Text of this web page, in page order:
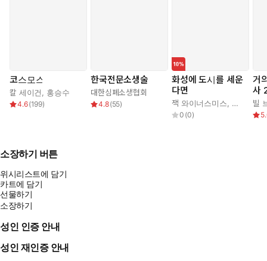
코스모스
칼 세이건 홍승수
4.6(199)
한국전문소생술
대한심폐소생협회
4.8(55)
화성에 도시를 세운
다면
잭 와이너스미스 켈리 와이
0 (0)
거
사
빌
소장하기 버튼
위시리스트에 담기
카트에 담기
선물하기
소장하기
성인 인증 안내
성인 재인증 안내